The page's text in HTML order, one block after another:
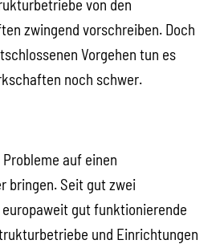
von den
zwingend vorschreiben. Doch
Vorgehen tun es
noch schwer.
auf einen
bringen. Seit gut zwei
gut funktionierende
und Einrichtungen